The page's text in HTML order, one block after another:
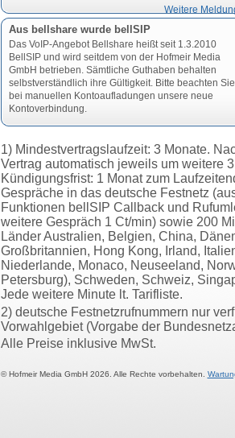
Weitere
Aus bellshare wurde bellSIP
Das VoIP-Angebot Bellshare heißt seit 1.3.2010
BellSIP und wird seitdem von der Hofmeir Media
GmbH betrieben. Sämtliche Guthaben behalten
selbstverständlich ihre Gültigkeit. Bitte beachten Sie
bei manuellen Kontoaufladungen unsere neue
Kontoverbindung.
1) Mindestvertragslaufzeit: 3 Monate.
Vertrag automatisch jeweils um weitere
Kündigungsfrist: 1 Monat zum
Gespräche in das deutsche Festnetz
Funktionen bellSIP Callback und
weitere Gespräch 1 Ct/min) sowie 200
Länder Australien, Belgien, China,
Großbritannien, Hong Kong, Irland,
Niederlande, Monaco, Neuseeland,
Petersburg), Schweden, Schweiz,
Jede weitere Minute lt. Tarifliste.
2) deutsche Festnetzrufnummern nur
Vorwahlgebiet (Vorgabe der
Alle Preise inklusive MwSt.
© Hofmeir Media GmbH 2026. Alle Rechte vorbehalten.